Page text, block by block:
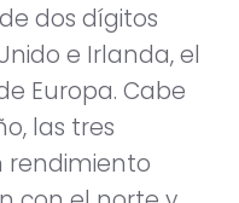
dos dígitos
e Irlanda, el
Europa. Cabe
las tres
rendimiento